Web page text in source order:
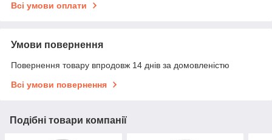
Всі умови оплати
Умови повернення
Повернення товару впродовж 14 днів за домовленістю
Всі умови повернення
Подібні товари компанії